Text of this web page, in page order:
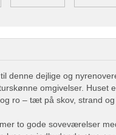
denne dejlige og
omgivelser. Huset
ro – tæt på skov, strand og
to gode soveværelser